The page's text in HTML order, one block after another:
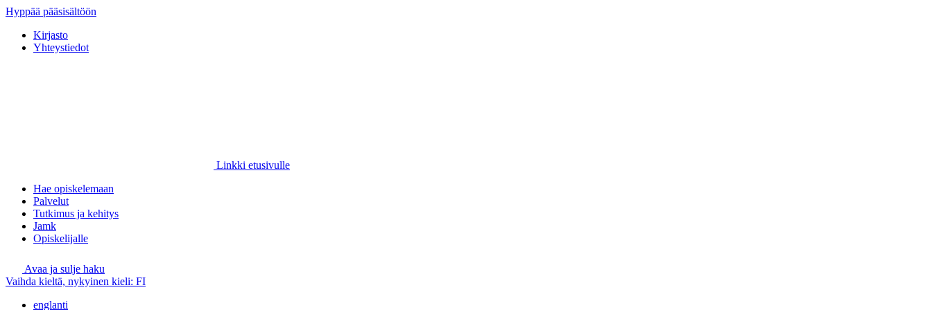
Hyppää pääsisältöön
Kirjasto
Yhteystiedot
Linkki etusivulle
Hae opiskelemaan
Palvelut
Tutkimus ja kehitys
Jamk
Opiskelijalle
Avaa ja sulje haku
Vaihda kieltä, nykyinen kieli: FI
englanti